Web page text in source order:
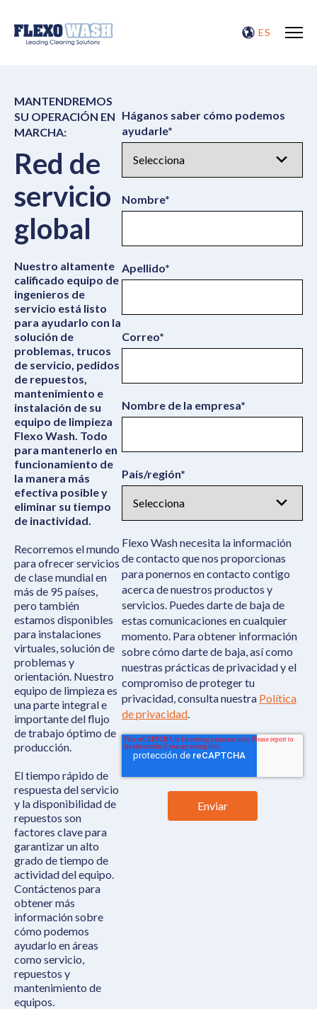
ES
MANTENDREMOS
SU OPERACIÓN EN
MARCHA:
Red de
servicio
global
Nuestro altamente
calificado equipo de
ingenieros de
servicio está listo
para ayudarlo con la
solución de
problemas, trucos
de servicio, pedidos
de repuestos,
mantenimiento e
instalación de su
equipo de limpieza
Flexo Wash. Todo
para mantenerlo en
funcionamiento de
la manera más
efectiva posible y
eliminar su tiempo
de inactividad.
Recorremos el mundo
para ofrecer servicios
de clase mundial en
más de 95 países,
pero también
estamos disponibles
para instalaciones
virtuales, solución de
problemas y
orientación. Nuestro
equipo de limpieza es
una parte integral e
importante del flujo
de trabajo óptimo de
producción.
El tiempo rápido de
respuesta del servicio
y la disponibilidad de
repuestos son
factores clave para
garantizar un alto
grado de tiempo de
actividad del equipo.
Contáctenos para
obtener más
información sobre
cómo podemos
ayudarlo en áreas
como servicio,
repuestos y
mantenimiento de
equipos.
Háganos saber cómo podemos
ayudarle*
Nombre*
Apellido*
Correo*
Nombre de la empresa*
País/región*
Flexo Wash necesita la información
de contacto que nos proporcionas
para ponernos en contacto contigo
acerca de nuestros productos y
servicios. Puedes darte de baja de
estas comunicaciones en cualquier
momento. Para obtener información
sobre cómo darte de baja, así como
nuestras prácticas de privacidad y el
compromiso de proteger tu
privacidad, consulta nuestra Política
de privacidad.